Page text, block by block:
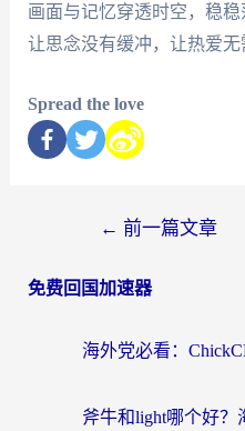
画面与记忆穿透时空，稳稳
让思念没有缓冲，让热爱无
Spread the love
← 前一篇文章
免费回国加速器